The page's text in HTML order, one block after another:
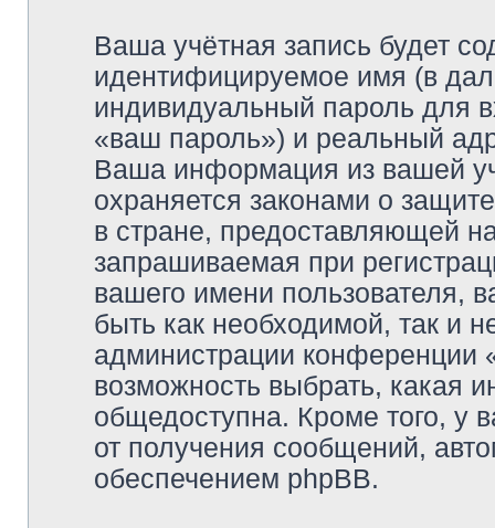
Ваша учётная запись будет
идентифицируемое имя (в
индивидуальный пароль для
«ваш пароль») и реальный
Ваша информация из вашей
охраняется законами о
в стране, предоставляющей
запрашиваемая при
вашего имени пользователя,
быть как необходимой, так и
администрации конференции
возможность выбрать, какая
общедоступна. Кроме того, у
от получения сообщений,
обеспечением phpBB.